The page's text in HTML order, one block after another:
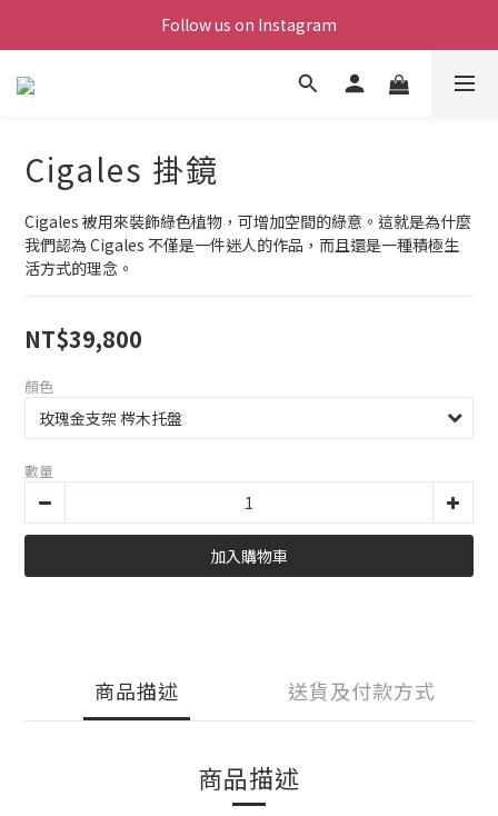
Follow us on Instagram
Cigales 掛鏡
Cigales 被用來裝飾綠色植物，可增加空間的綠意。這就是為什麼
我們認為 Cigales 不僅是一件迷人的作品，而且還是一種積極生
活方式的理念。
NT$39,800
顏色
數量
加入購物車
商品描述 送貨及付款方式
商品描述